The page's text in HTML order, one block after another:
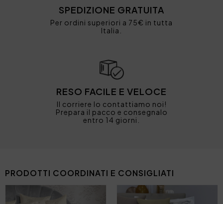
SPEDIZIONE GRATUITA
Per ordini superiori a 75€ in tutta
Italia.
RESO FACILE E VELOCE
Il corriere lo contattiamo noi!
Prepara il pacco e consegnalo
entro 14 giorni.
PRODOTTI COORDINATI E CONSIGLIATI